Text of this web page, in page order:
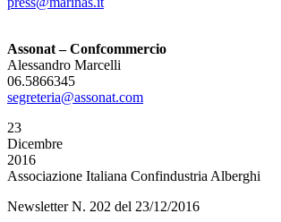
Assonat – Confcommercio
Alessandro Marcelli
06.5866345
segreteria@assonat.com
23
Dicembre
2016
Associazione Italiana Confindustria Alberghi
Newsletter N. 202 del 23/12/2016